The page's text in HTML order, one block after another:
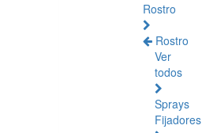
Rostro
Rostro
Ver
todos
Sprays
Fijadores